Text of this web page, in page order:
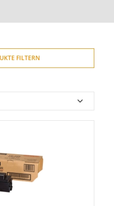
FILTERN